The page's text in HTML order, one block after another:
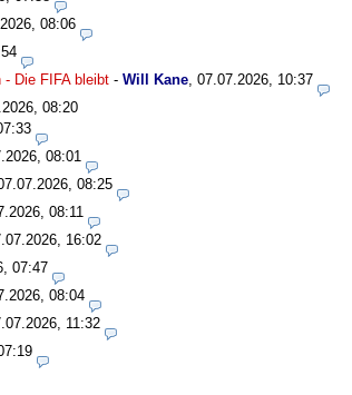
08:06
Die FIFA bleibt - Will Kane 07.07.2026, 10:37
08:20
08:01
08:25
08:11
16:02
07:47
08:04
11:32